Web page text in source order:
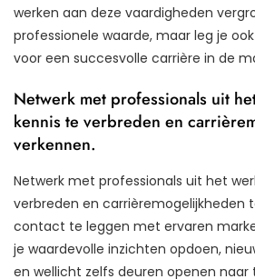
werken aan deze vaardigheden
professionele waarde, maar leg je
voor een succesvolle carrière in de
Netwerk met professionals uit
kennis te verbreden en
verkennen.
Netwerk met professionals uit het
verbreden en carrièremogelijkheden
contact te leggen met ervaren
je waardevolle inzichten opdoen,
en wellicht zelfs deuren openen naar